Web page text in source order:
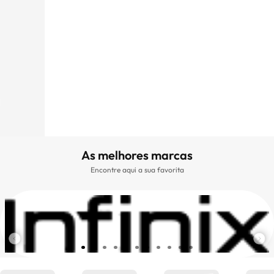
As melhores marcas
Encontre aqui a sua favorita